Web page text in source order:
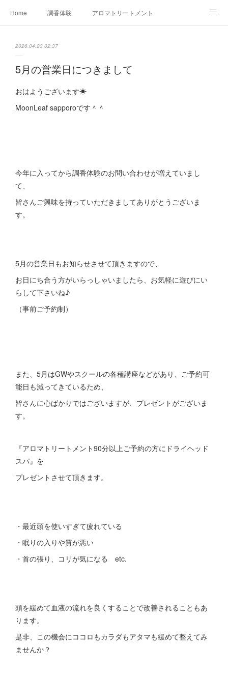
Home 調香体験 アロマトリートメントMenu
Ameblo
2026.04.23 02:37
5月の営業日につきまして
おはようございます☀
MoonLeaf sapporoです＾＾
今年に入ってから調香体験のお問い合わせが増えていまし
て、
皆さんご興味を持っていただきましてありがとうございま
す。
5月の営業日もお知らせさせて頂きますので、
お日にち合う方がいらっしゃいましたら、お気軽に遊びにい
らして下さいね♪
（事前ご予約制）
また、5月はGWやスクールの各種講座などがあり、ご予約可
能日も減ってきているため、
皆さんに心ばかりではございますが、プレゼントがございま
す。
『アロマトリートメント90分以上ご予約の方にドライヘッド
スパ』を
プレゼントさせて頂きます。
・最近頭を使いすぎて疲れている
・眠りの入りや質が悪い
・首の張り、コリが気になる etc.
頭を緩めて血液の流れを良くすることで改善されることもあ
ります。
是非、この機会にココロもカラダもアタマも緩めて整えてみ
ませんか？